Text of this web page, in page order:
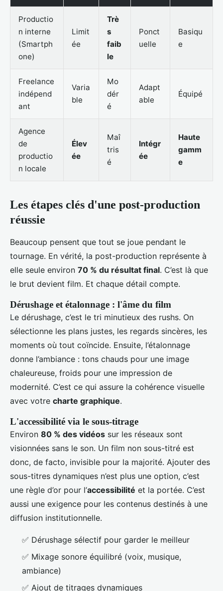
Productio
n interne
(Smartph
one)
Limit
ée
Trè
s
faib
le
Ponct
uelle
Basiqu
e
Freelance
indépend
ant
Varia
ble
Mo
dér
é
Adapt
able
Équipé
Agence
de
productio
n locale
Élev
ée
Maî
tris
é
Intégr
ée
Haute
gamm
e
Les étapes clés d'une post-production
réussie
Beaucoup pensent que tout se joue pendant le
tournage. En vérité, la post-production représente à
elle seule environ 70 % du résultat final. C’est là que
le brut devient film. Et chaque détail compte.
Dérushage et étalonnage : l'âme du film
Le dérushage, c’est le tri minutieux des rushs. On
sélectionne les plans justes, les regards sincères, les
moments où tout coïncide. Ensuite, l’étalonnage
donne l’ambiance : tons chauds pour une image
chaleureuse, froids pour une impression de
modernité. C’est ce qui assure la cohérence visuelle
avec votre charte graphique.
L'accessibilité via le sous-titrage
Environ 80 % des vidéos sur les réseaux sont
visionnées sans le son. Un film non sous-titré est
donc, de facto, invisible pour la majorité. Ajouter des
sous-titres dynamiques n’est plus une option, c’est
une règle d’or pour l’accessibilité et la portée. C’est
aussi une exigence pour les contenus destinés à une
diffusion institutionnelle.
✅ Dérushage sélectif pour garder le meilleur
✅ Mixage sonore équilibré (voix, musique,
ambiance)
✅ Ajout de titrages dynamiques